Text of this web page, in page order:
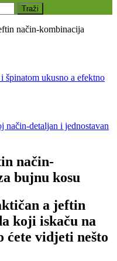
način-kombinacija
špinatom ukusno a efektno
način-detaljan i jednostavan
način-
bujnu kosu
a jeftin
koji iskaču na
vidjeti nešto